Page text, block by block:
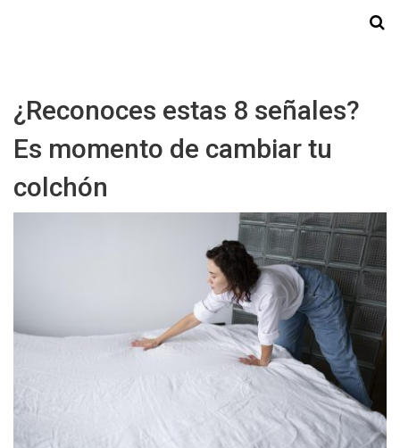
¿Reconoces estas 8 señales?
Es momento de cambiar tu
colchón